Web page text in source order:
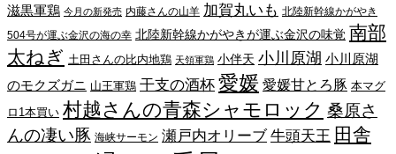
滋黒軍鶏 今月の新発売 内藤さんの山羊 加賀丸いも 北陸新幹線かがやき
504号が運ぶ金沢の海の幸 北陸新幹線かがやきが運ぶ金沢の味覚 南部
太ねぎ 土田さんの比内地鶏 天領軍鶏 小伴天 小川原湖 小川原湖
のモクズガニ 山王軍鶏 干支の酒杯 愛媛 愛媛甘とろ豚 本マグ
ロ1本買い 村越さんの青森シャモロック 桑原さ
んの凄い豚 海峡サーモン 瀬戸内オリーブ 牛頭天王 田舎